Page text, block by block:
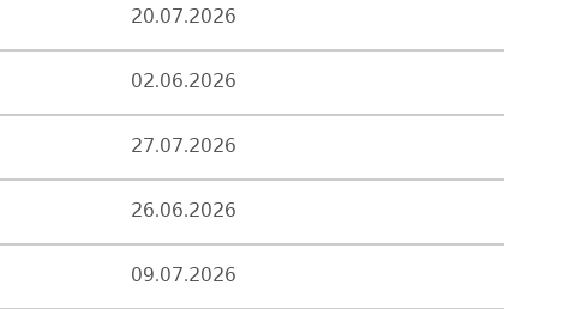
20.07.2026
02.06.2026
27.07.2026
26.06.2026
09.07.2026